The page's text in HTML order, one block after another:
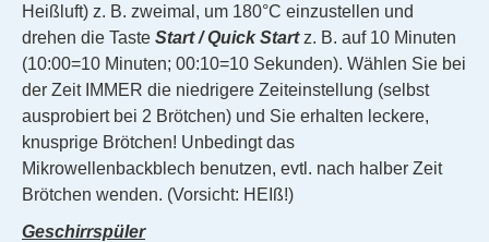
Heißluft) z. B. zweimal, um 180°C einzustellen und
drehen die Taste Start / Quick Startz. B. auf 10 Minuten
(10:00=10 Minuten; 00:10=10 Sekunden). Wählen Sie bei
der Zeit IMMER die niedrigere Zeiteinstellung (selbst
ausprobiert bei 2 Brötchen) und Sie erhalten leckere,
knusprige Brötchen! Unbedingt das
Mikrowellenbackblech benutzen, evtl. nach halber Zeit
Brötchen wenden. (Vorsicht: HEIß!)
Geschirrspüler